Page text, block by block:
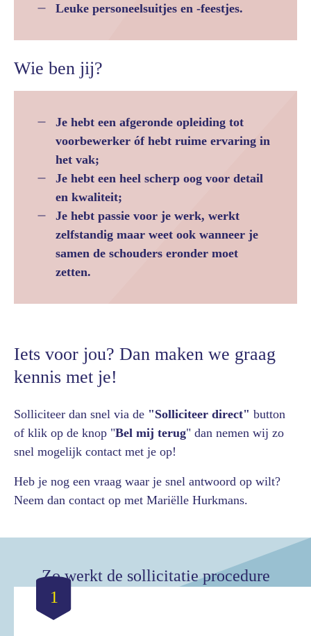
Leuke personeelsuitjes en -feestjes.
Wie ben jij?
Je hebt een afgeronde opleiding tot
voorbewerker óf hebt ruime ervaring in
het vak;
Je hebt een heel scherp oog voor detail
en kwaliteit;
Je hebt passie voor je werk, werkt
zelfstandig maar weet ook wanneer je
samen de schouders eronder moet
zetten.
Iets voor jou? Dan maken we graag
kennis met je!
Solliciteer dan snel via de "Solliciteer direct" button
of klik op de knop "Bel mij terug" dan nemen wij zo
snel mogelijk contact met je op!
Heb je nog een vraag waar je snel antwoord op wilt?
Neem dan contact op met Mariëlle Hurkmans.
Zo werkt de sollicitatie procedure
1